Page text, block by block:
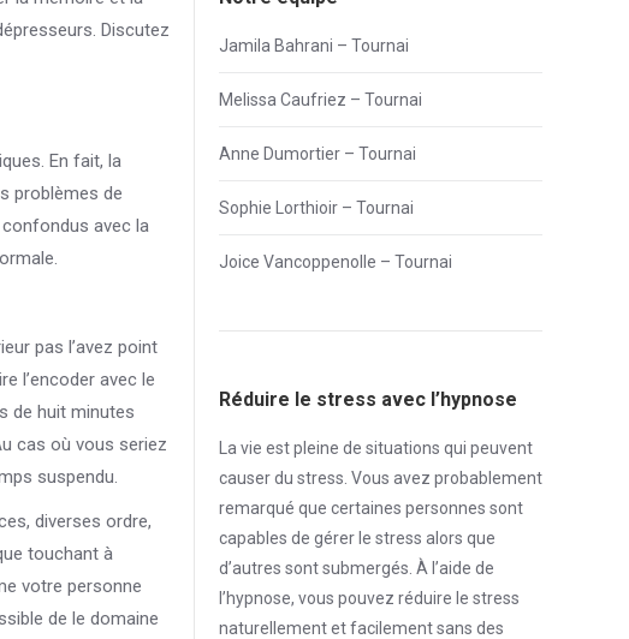
Discutez
En fait, la
problèmes de
avec la
pas l’avez point
l’encoder avec le
de huit minutes
cas où vous seriez
suspendu.
diverses ordre,
touchant à
votre personne
de le domaine
Jamila Bahrani – Tournai
Melissa Caufriez – Tournai
Anne Dumortier – Tournai
Sophie Lorthioir – Tournai
Joice Vancoppenolle – Tournai
Réduire le stress avec l’hypnose
La vie est pleine de situations qui peuvent
causer du stress . Vous avez probablement
remarqué que certaines personnes sont
capables de gérer le stress alors que
d’autres sont submergés. À l’aide de
l’hypnose, vous pouvez réduire le stress
naturellement et facilement sans des